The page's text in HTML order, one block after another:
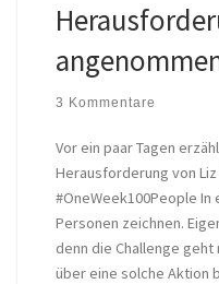
3 Kommentare
Vor ein paar Tagen
Herausforderung von
#OneWeek100People In
Personen zeichnen.
denn die Challenge geht
über eine solche Aktion